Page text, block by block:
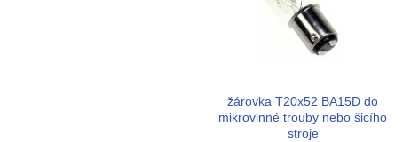
žárovka T20x52 BA15D do
mikrovlnné trouby nebo šicího
stroje